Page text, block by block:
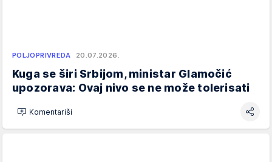
POLJOPRIVREDA 20.07.2026.
Kuga se širi Srbijom, ministar Glamočić
upozorava: Ovaj nivo se ne može tolerisati
Komentariši